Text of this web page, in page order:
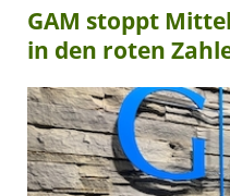
GAM stoppt
in den roten